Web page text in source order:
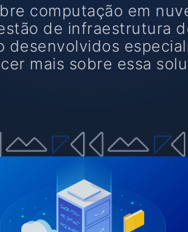
computação em
de infraestrutura
desenvolvidos
mais sobre essa